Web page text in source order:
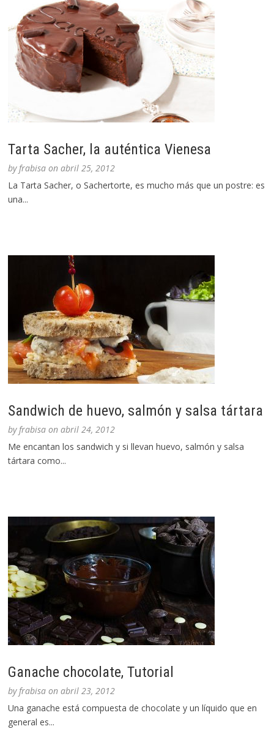
Tarta Sacher, la auténtica Vienesa
byfrabisa onabril 25, 2012
La Tarta Sacher, o Sachertorte, es mucho más que un postre: es
una...
Sandwich de huevo, salmón y salsa tártara
byfrabisa onabril 24, 2012
Me encantan los sandwich y si llevan huevo, salmón y salsa
tártara como...
Ganache chocolate, Tutorial
byfrabisa onabril 23, 2012
Una ganache está compuesta de chocolate y un líquido que en
general es...